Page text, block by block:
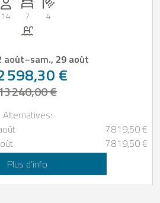
14
7
4
Piscine
août–sam., 29 août
598,30 €
240,00 €
Alternatives:
7 819,50 €
7 819,50 €
Plus d’info